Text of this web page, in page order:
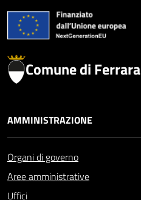
Comune di Ferrara
AMMINISTRAZIONE
Organi di governo
Aree amministrative
Uffici